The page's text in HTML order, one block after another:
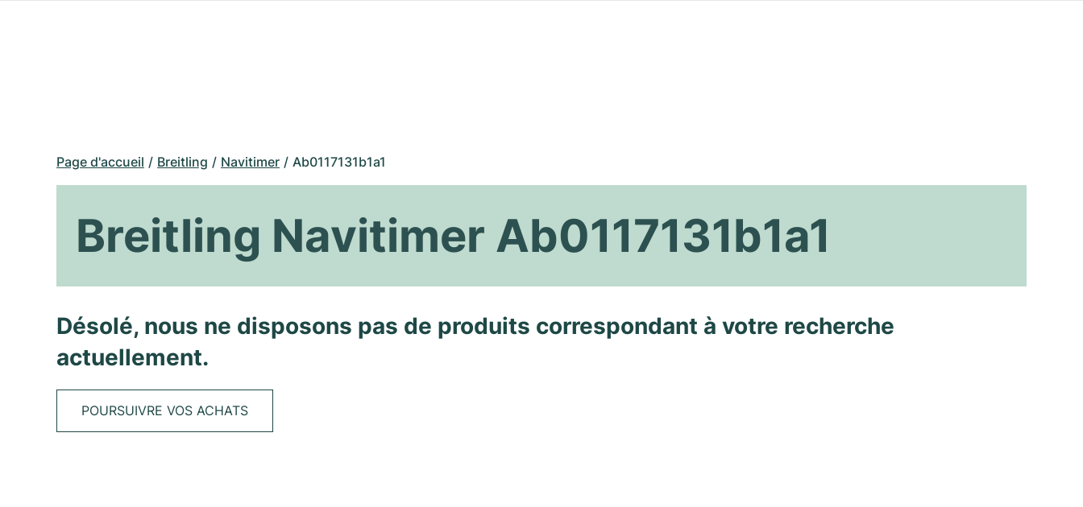
Page d'accueil Breitling Navitimer Ab0117131b1a1
Breitling Navitimer Ab0117131b1a1
Désolé, nous ne disposons pas de produits correspondant à votre recherche
actuellement.
POURSUIVRE VOS ACHATS